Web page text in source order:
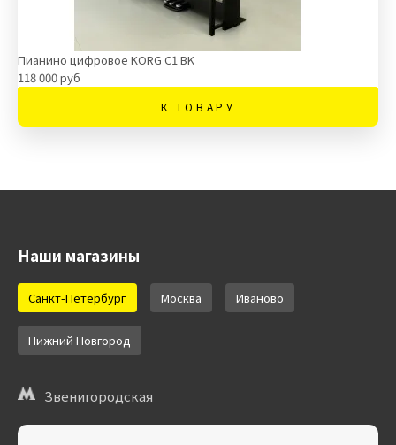
Пианино цифровое KORG C1 BK
118 000 руб
К ТОВАРУ
Наши магазины
Санкт-Петербург Москва Иваново
Нижний Новгород
Звенигородская